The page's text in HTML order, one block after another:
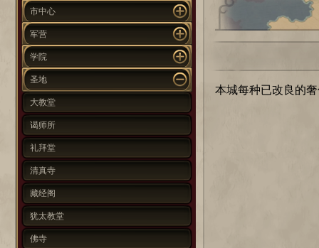
市中心
军营
学院
圣地
大教堂
谒师所
礼拜堂
清真寺
藏经阁
犹太教堂
佛寺
本城每种已改良的